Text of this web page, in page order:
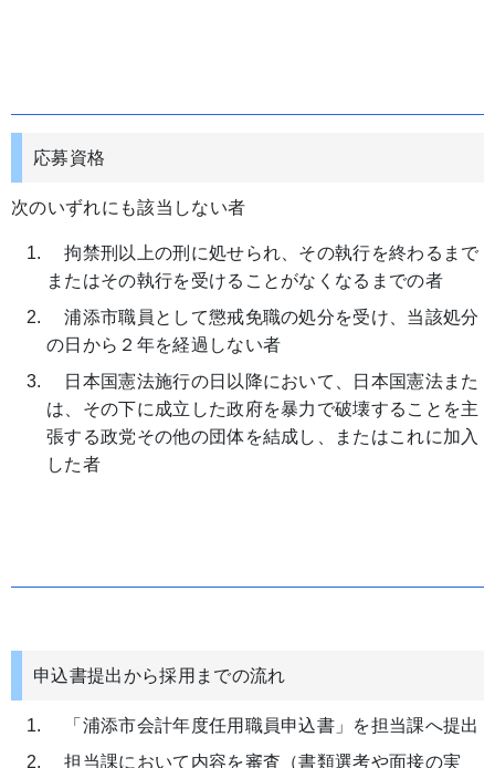
応募資格
次のいずれにも該当しない者
拘禁刑以上の刑に処せられ、その執行を終わるまで
またはその執行を受けることがなくなるまでの者
浦添市職員として懲戒免職の処分を受け、当該処分
の日から２年を経過しない者
日本国憲法施行の日以降において、日本国憲法また
は、その下に成立した政府を暴力で破壊することを主
張する政党その他の団体を結成し、またはこれに加入
した者
申込書提出から採用までの流れ
「浦添市会計年度任用職員申込書」を担当課へ提出
担当課において内容を審査（書類選考や面接の実